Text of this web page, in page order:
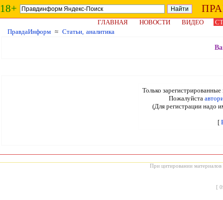
18+
ГЛАВНАЯ НОВОСТИ ВИДЕО
ПравдаИнформ ≈ Статьи, аналитика
Только
Пожалуйста
(Для регистрации надо
[
При цитировании материалов
[